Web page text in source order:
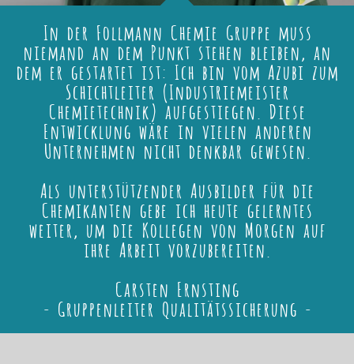
In der Follmann Chemie Gruppe muss
niemand an dem Punkt stehen bleiben, an
dem er gestartet ist: Ich bin vom Azubi zum
Schichtleiter (Industriemeister
Chemietechnik) aufgestiegen. Diese
Entwicklung wäre in vielen anderen
Unternehmen nicht denkbar gewesen.
Als unterstützender Ausbilder für die
Chemikanten gebe ich heute gelerntes
weiter, um die Kollegen von Morgen auf
ihre Arbeit vorzubereiten.
Carsten Ernsting
- Gruppenleiter Qualitätssicherung -